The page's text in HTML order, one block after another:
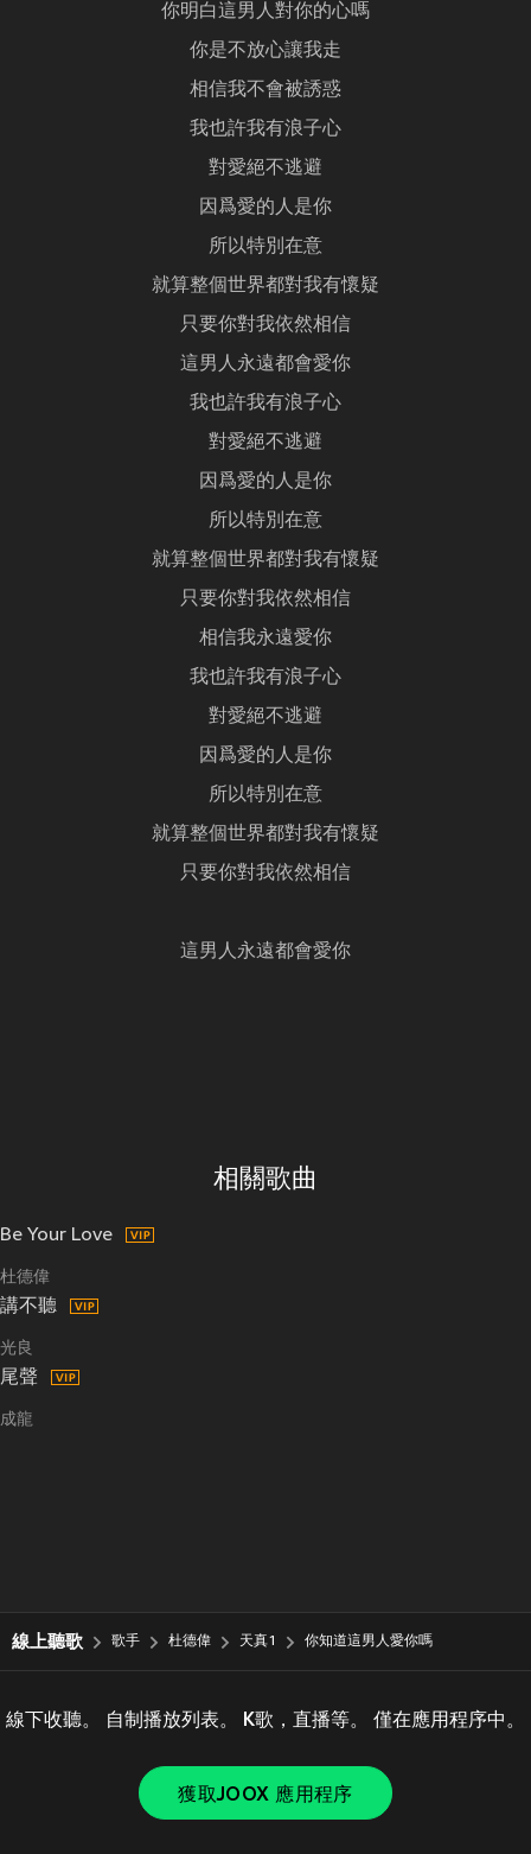
你明白這男人對你的心嗎
你是不放心讓我走
相信我不會被誘惑
我也許我有浪子心
對愛絕不逃避
因爲愛的人是你
所以特別在意
就算整個世界都對我有懷疑
只要你對我依然相信
這男人永遠都會愛你
我也許我有浪子心
對愛絕不逃避
因爲愛的人是你
所以特別在意
就算整個世界都對我有懷疑
只要你對我依然相信
相信我永遠愛你
我也許我有浪子心
對愛絕不逃避
因爲愛的人是你
所以特別在意
就算整個世界都對我有懷疑
只要你對我依然相信
這男人永遠都會愛你
相關歌曲
Be Your Love
杜德偉
講不聽
光良
尾聲
成龍
線上聽歌 歌手 杜德偉 天真1 你知道這男人愛你嗎
線下收聽。 自制播放列表。 K歌，直播等。 僅在應用程序中。
獲取JOOX 應用程序